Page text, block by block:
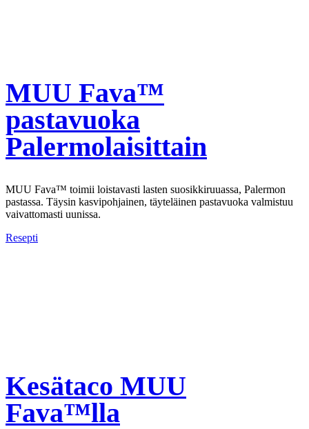
MUU Fava™
pastavuoka
Palermolaisittain
MUU Fava™ toimii loistavasti lasten suosikkiruuassa, Palermon
pastassa. Täysin kasvipohjainen, täyteläinen pastavuoka valmistuu
vaivattomasti uunissa.
Resepti
Kesätaco MUU
Fava™lla